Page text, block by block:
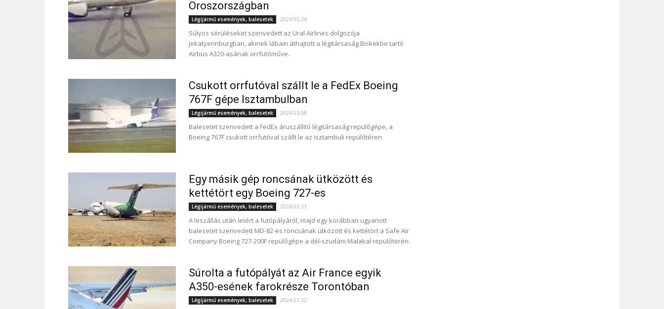
Oroszországban
Légijármű események, balesetek 2024.05.24.
Súlyos sérüléseket szenvedett az Ural Airlines dolgozója
Jekatyerinburgban, akinek lábain áthajtott a légitársaság Biskekbe tartó
Airbus A320-asának orrfutóműve.
Csukott orrfutóval szállt le a FedEx Boeing
767F gépe Isztambulban
Légijármű események, balesetek 2024.05.08.
Balesetet szenvedett a FedEx áruszállító légitársaság repülőgépe, a
Boeing 767F csukott orrfutóval szállt le az isztambuli repülőtéren.
Egy másik gép roncsának ütközött és
kettétört egy Boeing 727-es
Légijármű események, balesetek 2024.03.31.
A leszállás után letért a futópályáról, majd egy korábban ugyanott
balesetet szenvedett MD-82-es roncsának ütközött és kettétört a Safe Air
Company Boeing 727-200F repülőgépe a dél-szudáni Malakal repülőterén.
Súrolta a futópályát az Air France egyik
A350-esének farokrésze Torontóban
Légijármű események, balesetek 2024.01.22.